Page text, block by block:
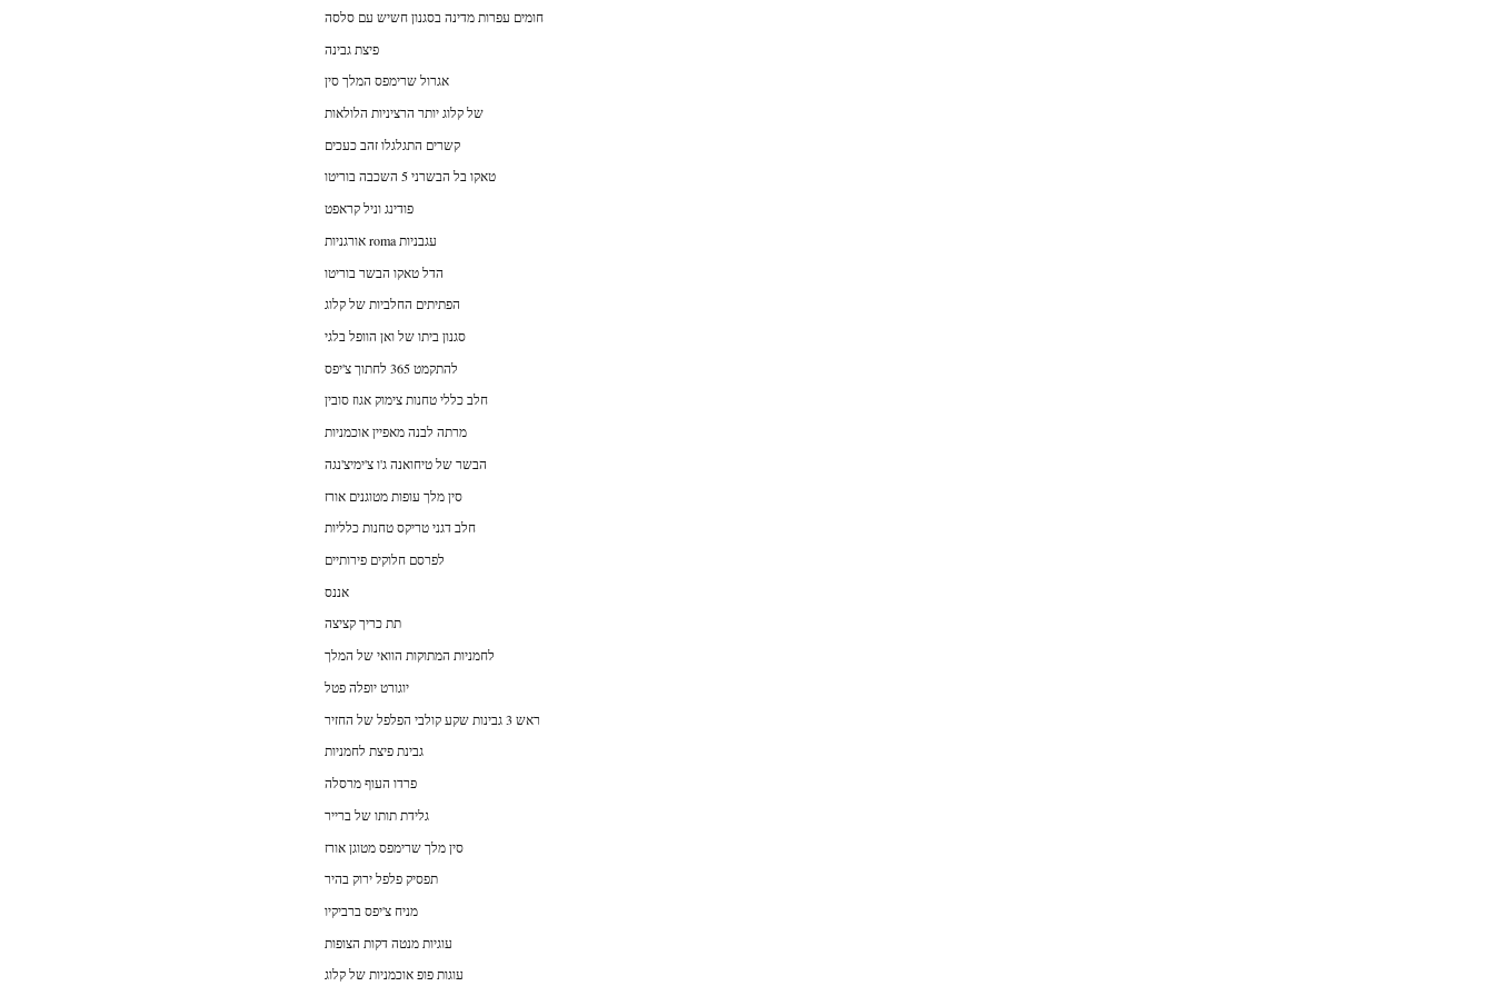
חומים עפרות מדינה בסגנון חשיש עם סלסה
פיצת גבינה
אגרול שרימפס המלך סין
של קלוג יותר הרציניות הלולאות
קשרים התגלגלו זהב כעכים
טאקו בל הבשרני 5 השכבה בוריטו
פודינג וניל קראפט
אורגניות roma עגבניות
הדל טאקו הבשר בוריטו
הפתיתים החלביות של קלוג
סגנון ביתו של ואן הוופל בלגי
להתקמט 365 לחתוך צ'יפס
חלב כללי טחנות צימוק אגוז סובין
מרתה לבנה מאפיין אוכמניות
הבשר של טיחואנה ג'ו צ'ימיצ'נגה
סין מלך עופות מטוגנים אורז
חלב דגני טריקס טחנות כלליות
לפרסם חלוקים פירותיים
אננס
תת כריך קציצה
לחמניות המתוקות הוואי של המלך
יוגורט יופלה פטל
ראש 3 גבינות שקע קולבי הפלפל של החזיר
גבינת פיצת לחמניות
פרדו העוף מרסלה
גלידת תותו של ברייר
סין מלך שרימפס מטוגן אורז
תפסיק פלפל ירוק בהיר
מניח צ'יפס ברביקיו
עוגיות מנטה דקות הצופות
עוגות פופ אוכמניות של קלוג